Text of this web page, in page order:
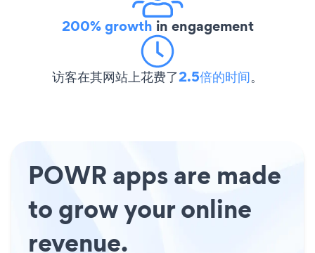
200% growth in engagement
访客在其网站上花费了2.5倍的时间。
POWR apps are made
to grow your online
revenue.